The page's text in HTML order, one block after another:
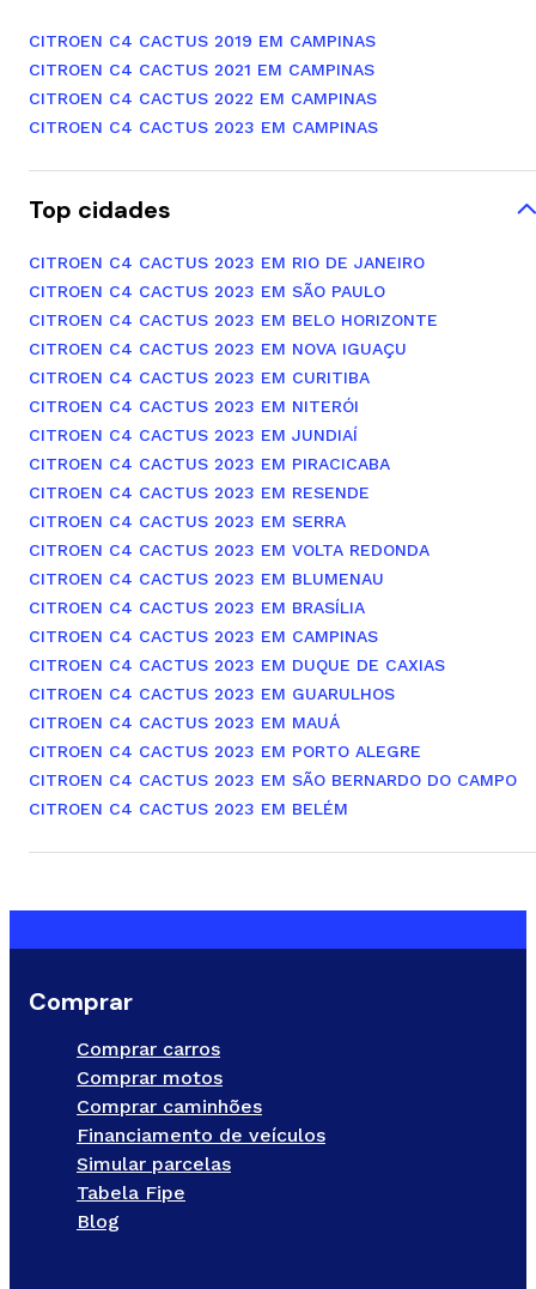
CITROEN C4 CACTUS 2019 EM CAMPINAS
CITROEN C4 CACTUS 2021 EM CAMPINAS
CITROEN C4 CACTUS 2022 EM CAMPINAS
CITROEN C4 CACTUS 2023 EM CAMPINAS
Top cidades
CITROEN C4 CACTUS 2023 EM RIO DE JANEIRO
CITROEN C4 CACTUS 2023 EM SÃO PAULO
CITROEN C4 CACTUS 2023 EM BELO HORIZONTE
CITROEN C4 CACTUS 2023 EM NOVA IGUAÇU
CITROEN C4 CACTUS 2023 EM CURITIBA
CITROEN C4 CACTUS 2023 EM NITERÓI
CITROEN C4 CACTUS 2023 EM JUNDIAÍ
CITROEN C4 CACTUS 2023 EM PIRACICABA
CITROEN C4 CACTUS 2023 EM RESENDE
CITROEN C4 CACTUS 2023 EM SERRA
CITROEN C4 CACTUS 2023 EM VOLTA REDONDA
CITROEN C4 CACTUS 2023 EM BLUMENAU
CITROEN C4 CACTUS 2023 EM BRASÍLIA
CITROEN C4 CACTUS 2023 EM CAMPINAS
CITROEN C4 CACTUS 2023 EM DUQUE DE CAXIAS
CITROEN C4 CACTUS 2023 EM GUARULHOS
CITROEN C4 CACTUS 2023 EM MAUÁ
CITROEN C4 CACTUS 2023 EM PORTO ALEGRE
CITROEN C4 CACTUS 2023 EM SÃO BERNARDO DO CAMPO
CITROEN C4 CACTUS 2023 EM BELÉM
Comprar
Comprar carros
Comprar motos
Comprar caminhões
Financiamento de veículos
Simular parcelas
Tabela Fipe
Blog